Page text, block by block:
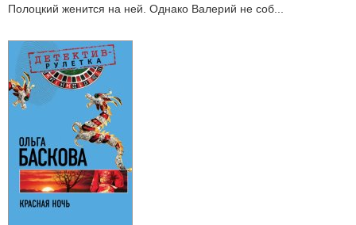
Полоцкий женится на ней. Однако Валерий не соб...